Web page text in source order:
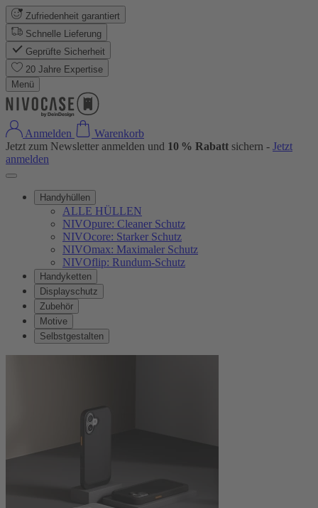
Zufriedenheit garantiert
Schnelle Lieferung
Geprüfte Sicherheit
20 Jahre Expertise
Menü
Anmelden
Warenkorb
Jetzt zum Newsletter anmelden und 10 % Rabatt sichern - Jetzt
anmelden
Handyhüllen
ALLE HÜLLEN
NIVOpure: Cleaner Schutz
NIVOcore: Starker Schutz
NIVOmax: Maximaler Schutz
NIVOflip: Rundum-Schutz
Handyketten
Displayschutz
Zubehör
Motive
Selbstgestalten